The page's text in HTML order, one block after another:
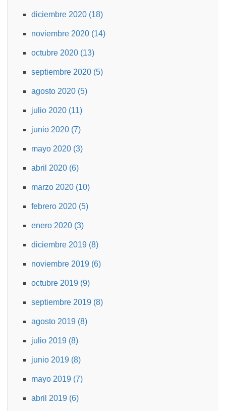
diciembre 2020 (18)
noviembre 2020 (14)
octubre 2020 (13)
septiembre 2020 (5)
agosto 2020 (5)
julio 2020 (11)
junio 2020 (7)
mayo 2020 (3)
abril 2020 (6)
marzo 2020 (10)
febrero 2020 (5)
enero 2020 (3)
diciembre 2019 (8)
noviembre 2019 (6)
octubre 2019 (9)
septiembre 2019 (8)
agosto 2019 (8)
julio 2019 (8)
junio 2019 (8)
mayo 2019 (7)
abril 2019 (6)